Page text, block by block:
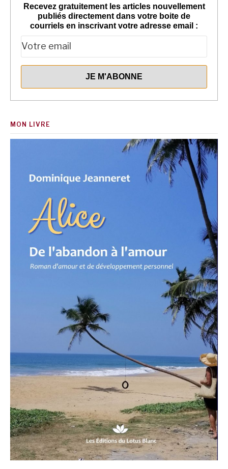
Recevez gratuitement les articles nouvellement
publiés directement dans votre boite de
courriels en inscrivant votre adresse email :
MON LIVRE